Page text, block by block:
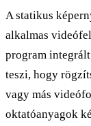
A statikus
alkalmas
program
teszi, hogy
vagy más
oktatóanyagok